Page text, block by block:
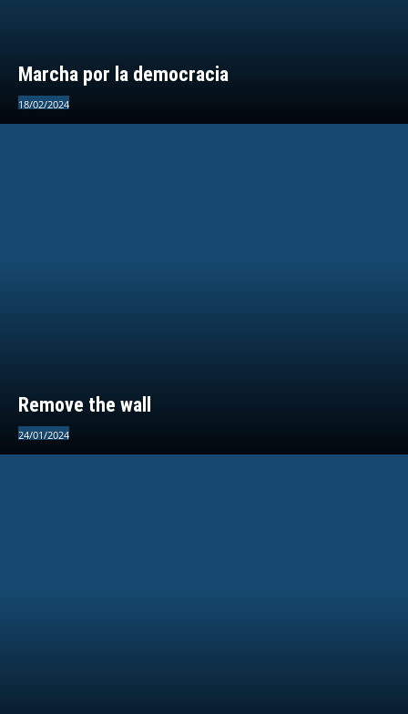
Marcha por la democracia
18/02/2024
Remove the wall
24/01/2024